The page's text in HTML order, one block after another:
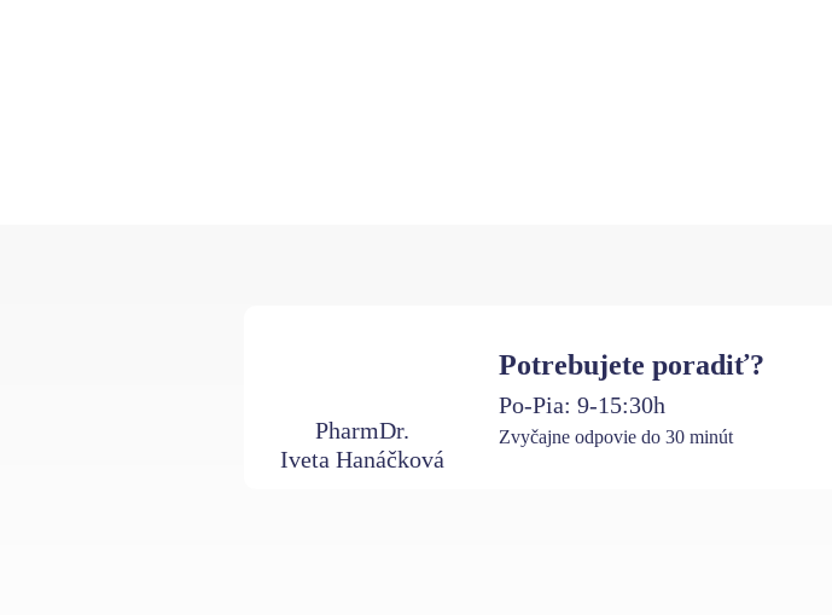
PharmDr.
Iveta Hanáčková
Potrebujete poradiť?
Po-Pia: 9-15:30h
Zvyčajne odpovie do 30 minút